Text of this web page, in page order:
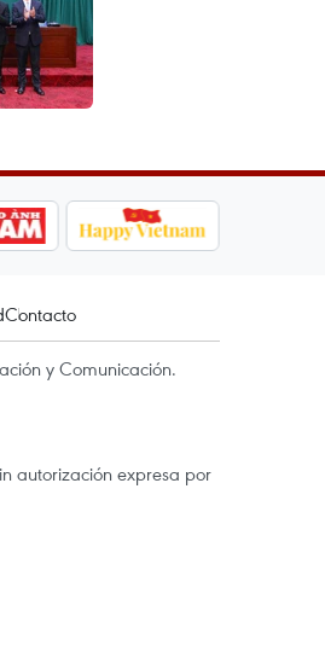
Contacto
y Comunicación.
autorización expresa por